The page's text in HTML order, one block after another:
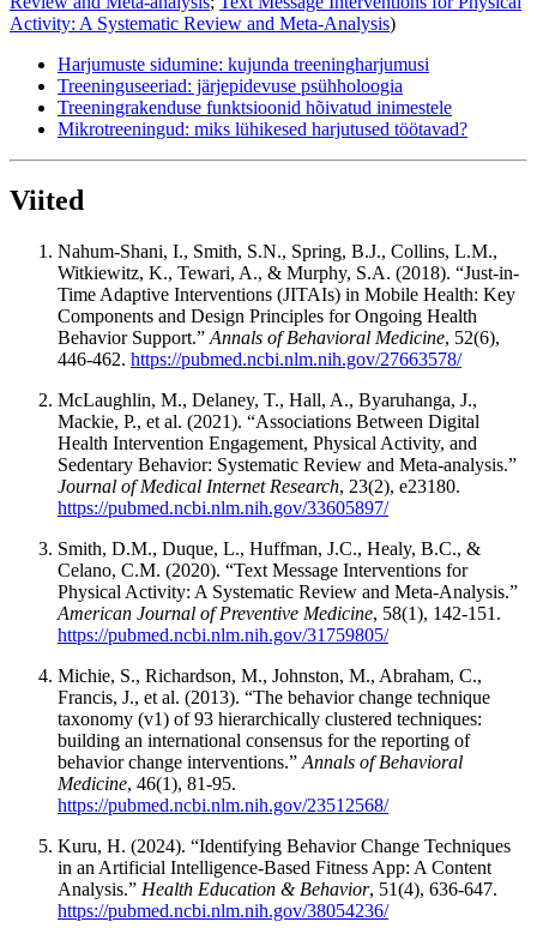
Activity: A Systematic Review and Meta-Analysis)
Harjumuste sidumine: kujunda treeningharjumusi
Treeninguseeriad: järjepidevuse psühholoogia
Treeningrakenduse funktsioonid hõivatud inimestele
Mikrotreeningud: miks lühikesed harjutused töötavad?
Viited
Nahum-Shani, I., Smith, S.N., Spring, B.J., Collins, L.M.,
Witkiewitz, K., Tewari, A., & Murphy, S.A. (2018). “Just-in-
Time Adaptive Interventions (JITAIs) in Mobile Health: Key
Components and Design Principles for Ongoing Health
Behavior Support.” Annals of Behavioral Medicine, 52(6),
446-462. https://pubmed.ncbi.nlm.nih.gov/27663578/
McLaughlin, M., Delaney, T., Hall, A., Byaruhanga, J.,
Mackie, P., et al. (2021). “Associations Between Digital
Health Intervention Engagement, Physical Activity, and
Sedentary Behavior: Systematic Review and Meta-analysis.”
Journal of Medical Internet Research, 23(2), e23180.
https://pubmed.ncbi.nlm.nih.gov/33605897/
Smith, D.M., Duque, L., Huffman, J.C., Healy, B.C., &
Celano, C.M. (2020). “Text Message Interventions for
Physical Activity: A Systematic Review and Meta-Analysis.”
American Journal of Preventive Medicine, 58(1), 142-151.
https://pubmed.ncbi.nlm.nih.gov/31759805/
Michie, S., Richardson, M., Johnston, M., Abraham, C.,
Francis, J., et al. (2013). “The behavior change technique
taxonomy (v1) of 93 hierarchically clustered techniques:
building an international consensus for the reporting of
behavior change interventions.” Annals of Behavioral
Medicine, 46(1), 81-95.
https://pubmed.ncbi.nlm.nih.gov/23512568/
Kuru, H. (2024). “Identifying Behavior Change Techniques
in an Artificial Intelligence-Based Fitness App: A Content
Analysis.” Health Education & Behavior, 51(4), 636-647.
https://pubmed.ncbi.nlm.nih.gov/38054236/